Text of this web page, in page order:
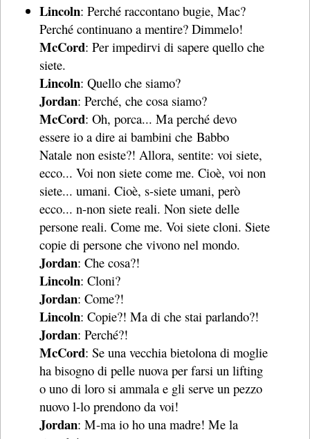
Lincoln: Perché raccontano bugie, Mac?
Perché continuano a mentire? Dimmelo!
McCord: Per impedirvi di sapere quello che
siete.
Lincoln: Quello che siamo?
Jordan: Perché, che cosa siamo?
McCord: Oh, porca... Ma perché devo
essere io a dire ai bambini che Babbo
Natale non esiste?! Allora, sentite: voi siete,
ecco... Voi non siete come me. Cioè, voi non
siete... umani. Cioè, s-siete umani, però
ecco... n-non siete reali. Non siete delle
persone reali. Come me. Voi siete cloni. Siete
copie di persone che vivono nel mondo.
Jordan: Che cosa?!
Lincoln: Cloni?
Jordan: Come?!
Lincoln: Copie?! Ma di che stai parlando?!
Jordan: Perché?!
McCord: Se una vecchia bietolona di moglie
ha bisogno di pelle nuova per farsi un lifting
o uno di loro si ammala e gli serve un pezzo
nuovo l-lo prendono da voi!
Jordan: M-ma io ho una madre! Me la